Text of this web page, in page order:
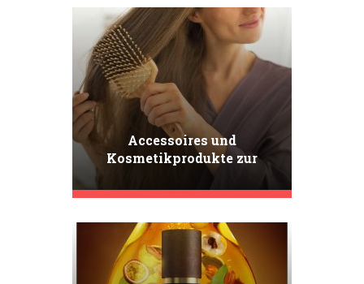
Accessoires und
Kosmetikprodukte zur
Verbesserung der
Kämmbarkeit. Was kann